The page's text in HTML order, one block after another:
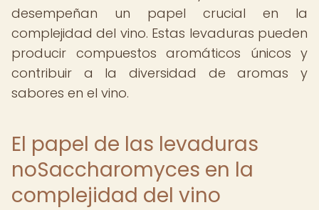
desempeñan un papel crucial en la
complejidad del vino. Estas levaduras pueden
producir compuestos aromáticos únicos y
contribuir a la diversidad de aromas y
sabores en el vino.
El papel de las levaduras
noSaccharomyces en la
complejidad del vino